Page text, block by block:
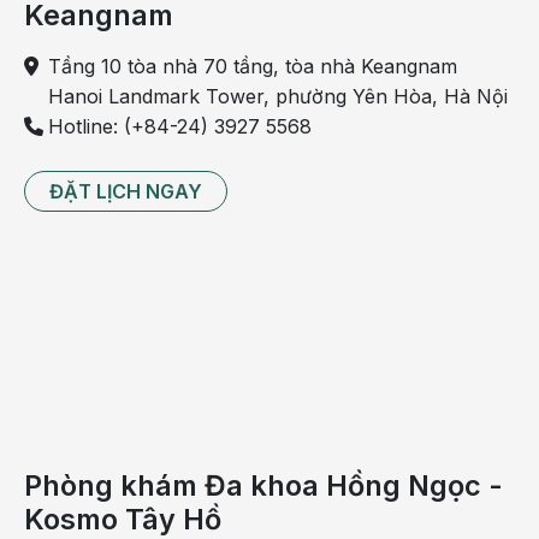
giữa, làm chức năng nghe của tai bị giảm sút;
- Viêm xoang: Gây viêm xoang cấp hoặc mạn tính;
- Thay đổi cấu trúc gương mặt: Polyp mũi quá lớn làm
khoảng cách giữa hai mắt cách xa nhau hoặc gây ra
chứng song thị (nhìn một thành hai). Đây là biến chứng
hay gặp ở những bệnh nhân mắc xơ nang phổi.
Keangnam
Tầng 10 tòa nhà 70 tầng, tòa nhà Keangnam
Hanoi Landmark Tower, phường Yên Hòa, Hà Nội
Hotline: (+84-24) 3927 5568
ĐẶT LỊCH NGAY
Phòng khám Đa khoa Hồng Ngọc -
Kosmo Tây Hồ